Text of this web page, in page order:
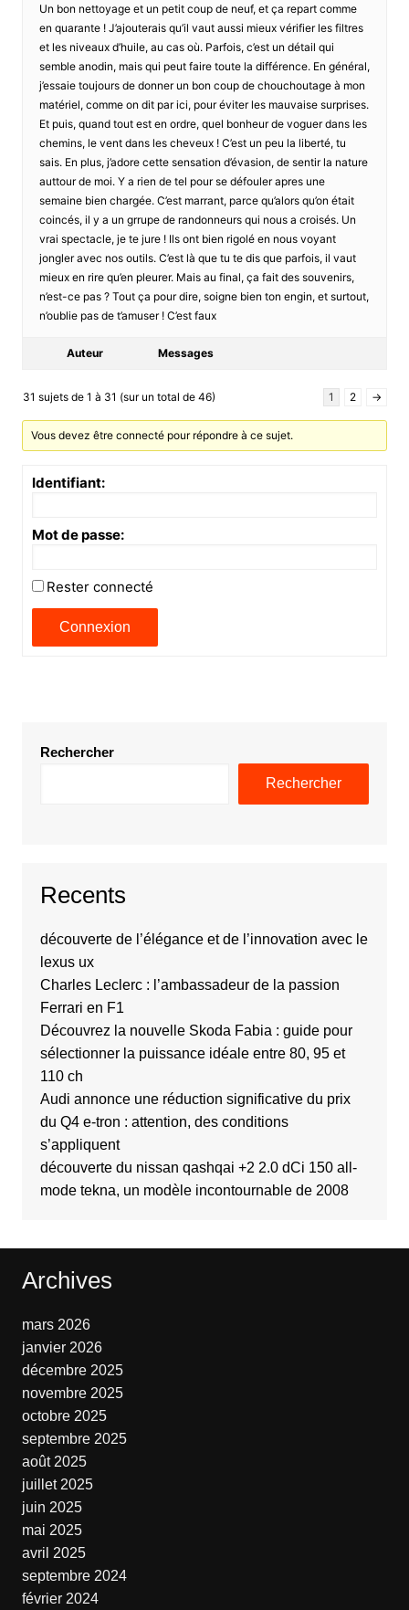
Un bon nettoyage et un petit coup de neuf, et ça repart comme
en quarante ! J’ajouterais qu’il vaut aussi mieux vérifier les filtres
et les niveaux d’huile, au cas où. Parfois, c’est un détail qui
semble anodin, mais qui peut faire toute la différence. En général,
j’essaie toujours de donner un bon coup de chouchoutage à mon
matériel, comme on dit par ici, pour éviter les mauvaise surprises.
Et puis, quand tout est en ordre, quel bonheur de voguer dans les
chemins, le vent dans les cheveux ! C’est un peu la liberté, tu
sais. En plus, j’adore cette sensation d’évasion, de sentir la nature
auttour de moi. Y a rien de tel pour se défouler apres une
semaine bien chargée. C’est marrant, parce qu’alors qu’on était
coincés, il y a un grrupe de randonneurs qui nous a croisés. Un
vrai spectacle, je te jure ! Ils ont bien rigolé en nous voyant
jongler avec nos outils. C’est là que tu te dis que parfois, il vaut
mieux en rire qu’en pleurer. Mais au final, ça fait des souvenirs,
n’est-ce pas ? Tout ça pour dire, soigne bien ton engin, et surtout,
n’oublie pas de t’amuser ! C’est faux
Auteur Messages
31 sujets de 1 à 31 (sur un total de 46) 1 2 →
Vous devez être connecté pour répondre à ce sujet.
Identifiant:
Mot de passe:
Rester connecté
Connexion
Rechercher
Rechercher
Recents
découverte de l’élégance et de l’innovation avec le
lexus ux
Charles Leclerc : l’ambassadeur de la passion
Ferrari en F1
Découvrez la nouvelle Skoda Fabia : guide pour
sélectionner la puissance idéale entre 80, 95 et
110 ch
Audi annonce une réduction significative du prix
du Q4 e-tron : attention, des conditions
s’appliquent
découverte du nissan qashqai +2 2.0 dCi 150 all-
mode tekna, un modèle incontournable de 2008
Archives
mars 2026
janvier 2026
décembre 2025
novembre 2025
octobre 2025
septembre 2025
août 2025
juillet 2025
juin 2025
mai 2025
avril 2025
septembre 2024
février 2024